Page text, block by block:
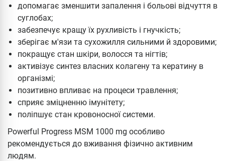
допомагає зменшити запалення і больові відчуття в
суглобах;
забезпечує кращу їх рухливість і гнучкість;
зберігає м'язи та сухожилля сильними й здоровими;
покращує стан шкіри, волосся та нігтів;
активізує синтез власних колагену та кератину в
організмі;
позитивно впливає на процеси травлення;
сприяє зміцненню імунітету;
поліпшує стан кровоносної системи.
Powerful Progress MSM 1000 mg особливо
рекомендується до вживання фізично активним
людям.